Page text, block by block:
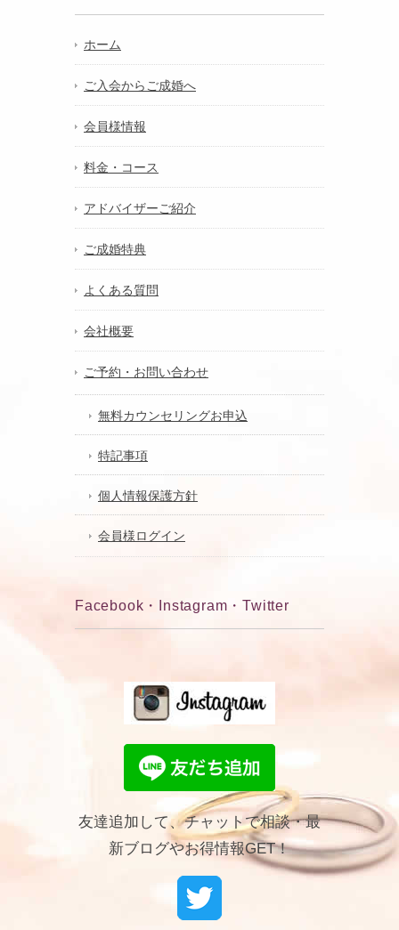
ホーム
ご入会からご成婚へ
会員様情報
料金・コース
アドバイザーご紹介
ご成婚特典
よくある質問
会社概要
ご予約・お問い合わせ
無料カウンセリングお申込
特記事項
個人情報保護方針
会員様ログイン
Facebook・Instagram・Twitter
友達追加して、チャットで相談・最
新ブログやお得情報GET！